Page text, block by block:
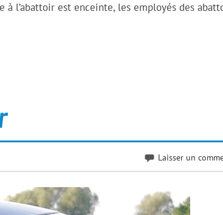
à l’abattoir est enceinte, les employés des
Laisser un